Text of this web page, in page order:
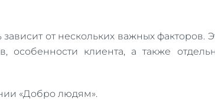
от нескольких важных факторов.
клиента, а также
«Добро людям».